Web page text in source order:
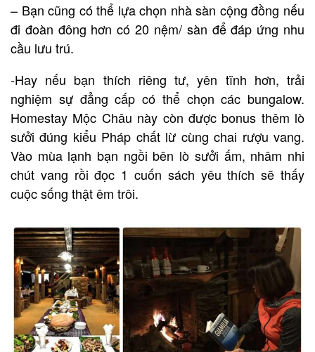
– Bạn cũng có thể lựa chọn nhà sàn cộng đồng nếu
đi đoàn đông hơn có 20 nệm/ sàn để đáp ứng nhu
cầu lưu trú.
-Hay nếu bạn thích riêng tư, yên tĩnh hơn, trải
nghiệm sự đẳng cấp có thể chọn các bungalow.
Homestay Mộc Châu này còn được bonus thêm lò
sưởi đúng kiểu Pháp chất lừ cùng chai rượu vang.
Vào mùa lạnh bạn ngồi bên lò sưởi ấm, nhâm nhi
chút vang rồi đọc 1 cuốn sách yêu thích sẽ thấy
cuộc sống thật êm trôi.